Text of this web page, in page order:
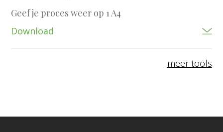
Geef je proces weer op 1 A4
Download
meer tools